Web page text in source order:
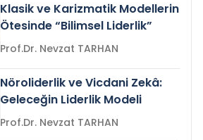
Klasik ve Karizmatik Modellerin
Ötesinde “Bilimsel Liderlik”
Prof.Dr. Nevzat TARHAN
Nöroliderlik ve Vicdani Zekâ:
Geleceğin Liderlik Modeli
Prof.Dr. Nevzat TARHAN